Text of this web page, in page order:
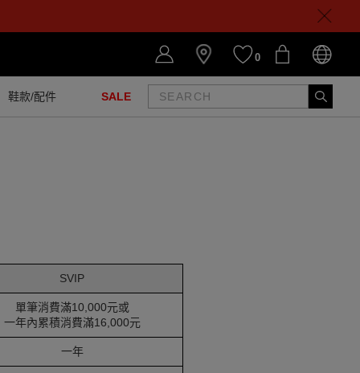
0
鞋款/配件 SALE
SVIP
單筆消費滿10,000元或
一年內累積消費滿16,000元
一年